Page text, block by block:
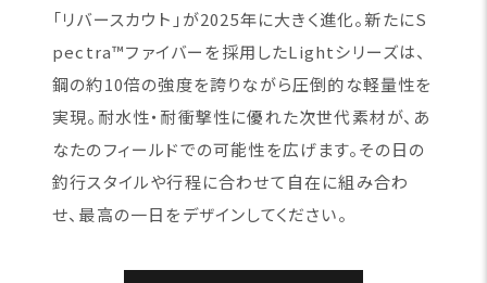
「リバースカウト」が2025年に大きく進化。新たにS
pectra™ファイバーを採用したLightシリーズは、
鋼の約10倍の強度を誇りながら圧倒的な軽量性を
実現。耐水性・耐衝撃性に優れた次世代素材が、あ
なたのフィールドでの可能性を広げます。その日の
釣行スタイルや行程に合わせて自在に組み合わ
せ、最高の一日をデザインしてください。